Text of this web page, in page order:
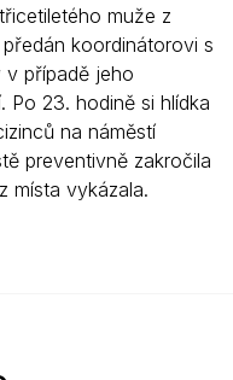
muže z
koordinátorovi s
v případě jeho
Po 23. hodině si hlídka
na náměstí
preventivně zakročila
místa vykázala.